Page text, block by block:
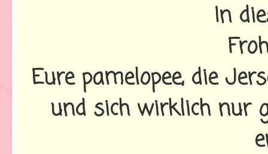
In
Eure pamelopee, die
und sich wirklich nur